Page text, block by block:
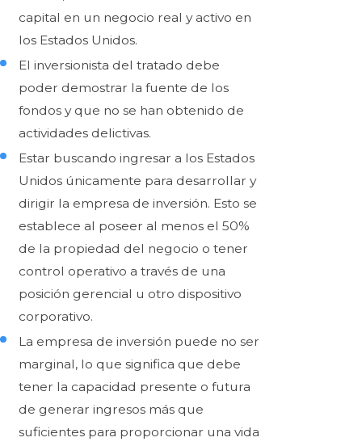
capital en un negocio real y activo en
los Estados Unidos.
El inversionista del tratado debe
poder demostrar la fuente de los
fondos y que no se han obtenido de
actividades delictivas.
Estar buscando ingresar a los Estados
Unidos únicamente para desarrollar y
dirigir la empresa de inversión. Esto se
establece al poseer al menos el 50%
de la propiedad del negocio o tener
control operativo a través de una
posición gerencial u otro dispositivo
corporativo.
La empresa de inversión puede no ser
marginal, lo que significa que debe
tener la capacidad presente o futura
de generar ingresos más que
suficientes para proporcionar una vida